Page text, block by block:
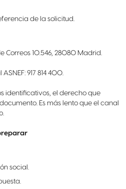
de la solicitud.
Correos 10.546, 28080 Madrid.
917 814 400.
identificativos, el derecho que
Es más lento que el canal
social.